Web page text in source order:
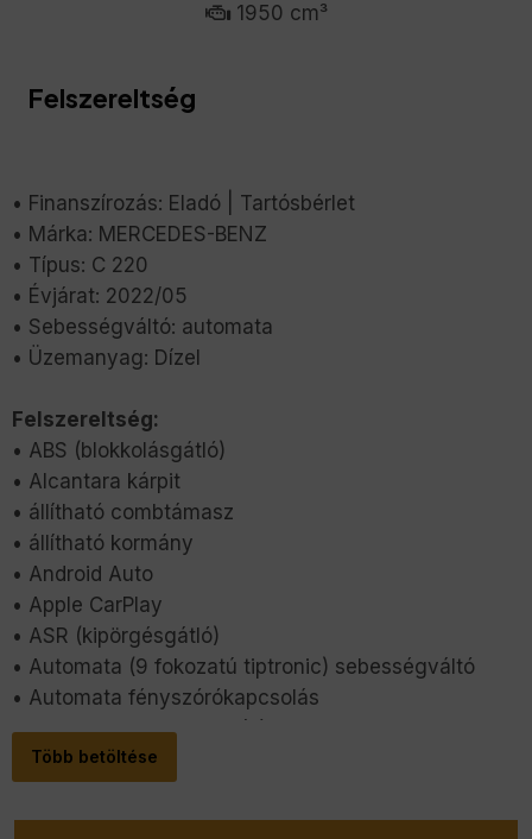
1950 cm³
Felszereltség
• Finanszírozás: Eladó | Tartósbérlet
• Márka: MERCEDES-BENZ
• Típus: C 220
• Évjárat: 2022/05
• Sebességváltó: automata
• Üzemanyag: Dízel
Felszereltség:
• ABS (blokkolásgátló)
• Alcantara kárpit
• állítható combtámasz
• állítható kormány
• Android Auto
• Apple CarPlay
• ASR (kipörgésgátló)
• Automata (9 fokozatú tiptronic) sebességváltó
• Automata fényszórókapcsolás
• Bluetooth-os kihangosító
• Bőrkormány
• Deréktámasz
Több betöltése